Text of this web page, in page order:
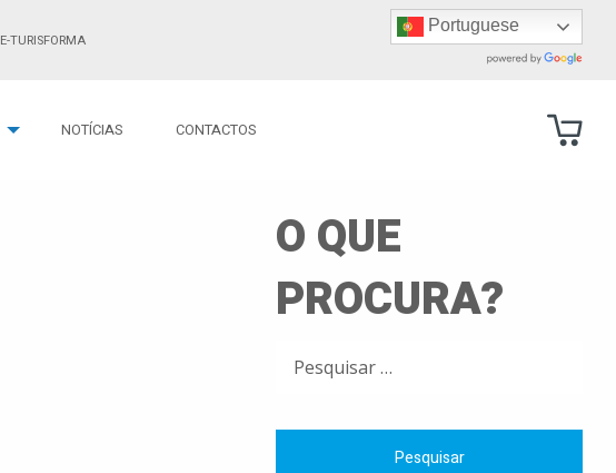
E-TURISFORMA
Portuguese
NOTÍCIAS CONTACTOS
O QUE
PROCURA?
POR: